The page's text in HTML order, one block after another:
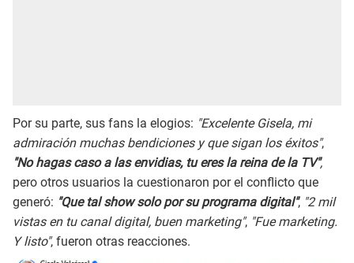
Por su parte, sus fans la elogios: "Excelente Gisela, mi
admiración muchas bendiciones y que sigan los éxitos",
"No hagas caso a las envidias, tu eres la reina de la TV",
pero otros usuarios la cuestionaron por el conflicto que
generó: "Que tal show solo por su programa digital", "2 mil
vistas en tu canal digital, buen marketing", "Fue marketing.
Y listo", fueron otras reacciones.